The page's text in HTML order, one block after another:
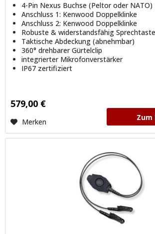
4-Pin Nexus Buchse (Peltor oder NATO)
Anschluss 1: Kenwood Doppelklinke
Anschluss 2: Kenwood Doppelklinke
Robuste & widerstandsfähig Sprechtaste
Taktische Abdeckung (abnehmbar)
360° drehbarer Gürtelclip
integrierter Mikrofonverstärker
IP67 zertifiziert
579,00 €
Merken Zum